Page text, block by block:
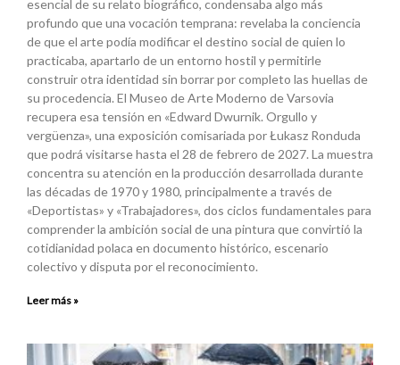
esencial de su relato biográfico, condensaba algo más
profundo que una vocación temprana: revelaba la conciencia
de que el arte podía modificar el destino social de quien lo
practicaba, apartarlo de un entorno hostil y permitirle
construir otra identidad sin borrar por completo las huellas de
su procedencia. El Museo de Arte Moderno de Varsovia
recupera esa tensión en «Edward Dwurnik. Orgullo y
vergüenza», una exposición comisariada por Łukasz Ronduda
que podrá visitarse hasta el 28 de febrero de 2027. La muestra
concentra su atención en la producción desarrollada durante
las décadas de 1970 y 1980, principalmente a través de
«Deportistas» y «Trabajadores», dos ciclos fundamentales para
comprender la ambición social de una pintura que convirtió la
cotidianidad polaca en documento histórico, escenario
colectivo y disputa por el reconocimiento.
Leer más »